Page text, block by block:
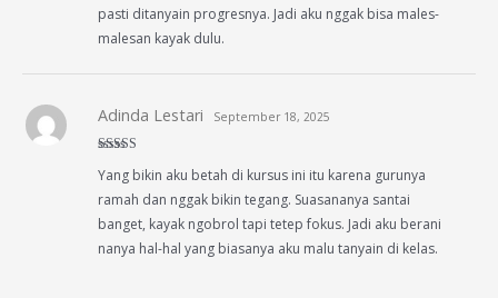
pasti ditanyain progresnya. Jadi aku nggak bisa males-
malesan kayak dulu.
of 5
Adinda Lestari September 18, 2025
Yang bikin aku betah di kursus ini itu karena gurunya
ramah dan nggak bikin tegang. Suasananya santai
banget, kayak ngobrol tapi tetep fokus. Jadi aku berani
nanya hal-hal yang biasanya aku malu tanyain di kelas.